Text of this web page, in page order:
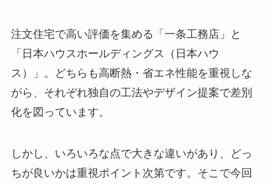
注文住宅で高い評価を集める「一条工務店」と
「日本ハウスホールディングス（日本ハウ
ス）」。どちらも高断熱・省エネ性能を重視しな
がら、それぞれ独自の工法やデザイン提案で差別
化を図っています。
しかし、いろいろな点で大きな違いがあり、どっ
ちが良いかは重視ポイント次第です。そこで今回